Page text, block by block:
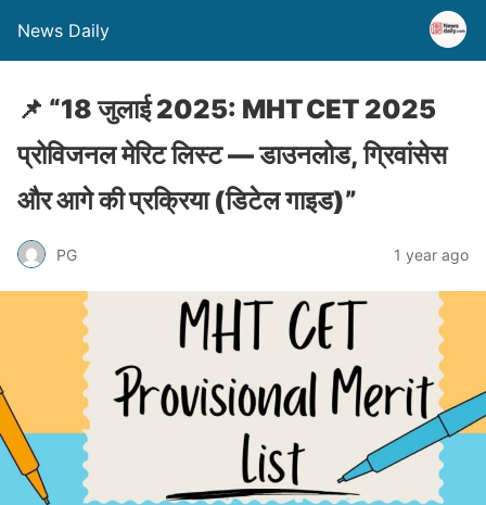
News Daily
📌 “18 जुलाई 2025: MHT CET 2025
प्रोविजनल मेरिट लिस्ट — डाउनलोड, ग्रिवांसेस
और आगे की प्रक्रिया (डिटेल गाइड)”
PG 1 year ago